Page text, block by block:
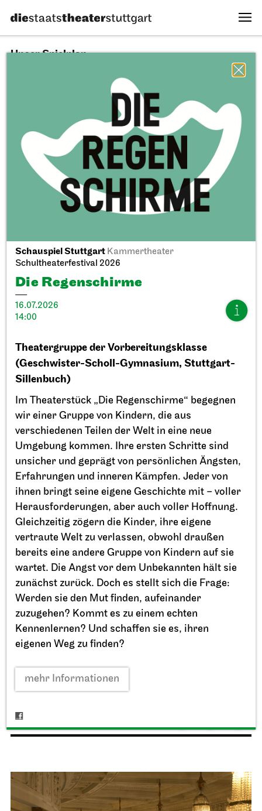
Schauspiel Stuttgart Kammertheater
Schultheaterfestival 2026
Die Regenschirme
16.07.2026
14:00
Theatergruppe der Vorbereitungsklasse
(Geschwister-Scholl-Gymnasium, Stuttgart-
Sillenbuch)
Im Theaterstück „Die Regenschirme“ begegnen
wir einer Gruppe von Kindern, die aus
verschiedenen Teilen der Welt in eine neue
Umgebung kommen. Ihre ersten Schritte sind
unsicher und geprägt von persönlichen Ängsten,
Erfahrungen und inneren Kämpfen. Jeder von
ihnen bringt seine eigene Geschichte mit – voller
Herausforderungen, aber auch voller Hoffnung.
Gleichzeitig zögern die Kinder, ihre eigene
vertraute Welt zu verlassen, obwohl draußen
bereits eine andere Gruppe von Kindern auf sie
wartet. Die Angst vor dem Unbekannten hält sie
zunächst zurück. Doch es stellt sich die Frage:
Werden sie den Mut finden, aufeinander
zuzugehen? Kommt es zu einem echten
Kennenlernen? Und schaffen sie es, ihren
eigenen Weg zu finden?
mehr Informationen
Unser Spielplan
Alle Sparten
Fr, 11.09.2026
Stuttgarter BallettStadtPalais
Präsentation des Stuttgarter
Ballett Annuals
11.09.2026
17:00
So, 20.09.2026
Opernvorplatz
Theaterfest am Eckensee
20.09.2026